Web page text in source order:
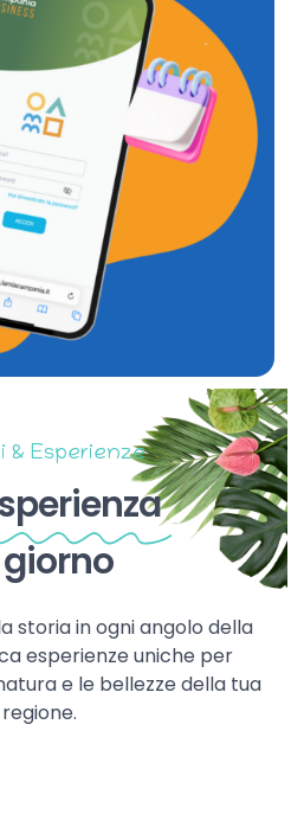
& Esperienze
storia in ogni angolo della
esperienze uniche per
e le bellezze della tua
regione.